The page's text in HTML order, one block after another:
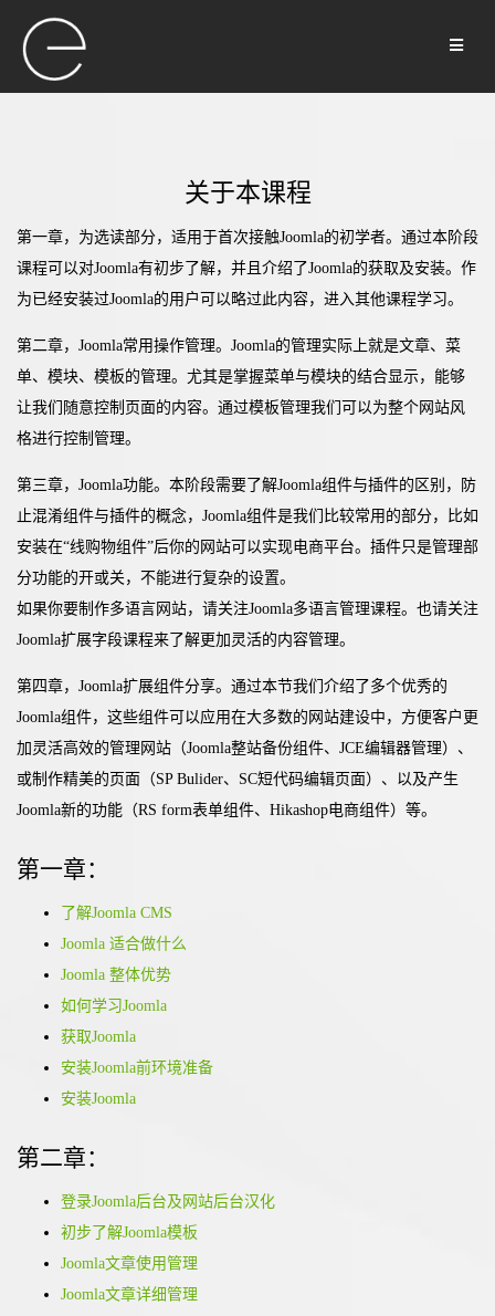
关于本课程
第一章，为选读部分，适用于首次接触Joomla的初学者。通过本阶段
课程可以对Joomla有初步了解，并且介绍了Joomla的获取及安装。作
为已经安装过Joomla的用户可以略过此内容，进入其他课程学习。
第二章，Joomla常用操作管理。Joomla的管理实际上就是文章、菜
单、模块、模板的管理。尤其是掌握菜单与模块的结合显示，能够
让我们随意控制页面的内容。通过模板管理我们可以为整个网站风
格进行控制管理。
第三章，Joomla功能。本阶段需要了解Joomla组件与插件的区别，防
止混淆组件与插件的概念，Joomla组件是我们比较常用的部分，比如
安装在“线购物组件”后你的网站可以实现电商平台。插件只是管理部
分功能的开或关，不能进行复杂的设置。
如果你要制作多语言网站，请关注Joomla多语言管理课程。也请关注
Joomla扩展字段课程来了解更加灵活的内容管理。
第四章，Joomla扩展组件分享。通过本节我们介绍了多个优秀的
Joomla组件，这些组件可以应用在大多数的网站建设中，方便客户更
加灵活高效的管理网站（Joomla整站备份组件、JCE编辑器管理）、
或制作精美的页面（SP Bulider、SC短代码编辑页面）、以及产生
Joomla新的功能（RS form表单组件、Hikashop电商组件）等。
第一章：
了解Joomla CMS
Joomla 适合做什么
Joomla 整体优势
如何学习Joomla
获取Joomla
安装Joomla前环境准备
安装Joomla
第二章：
登录Joomla后台及网站后台汉化
初步了解Joomla模板
Joomla文章使用管理
Joomla文章详细管理